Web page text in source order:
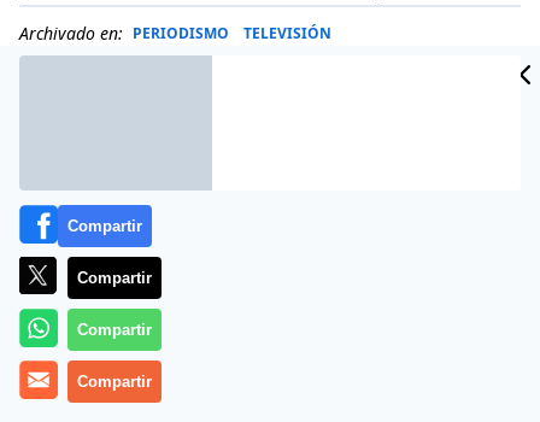
Archivado en: PERIODISMO TELEVISIÓN
Compartir
Compartir
Compartir
Compartir